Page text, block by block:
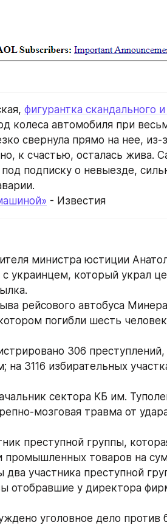
фигурантка скандального
колеса автомобиля при
свернула прямо на нее, из-
к счастью, осталась жива.
подписку о невыезде,
- Известия
министра юстиции
украинцем, который украл
рейсового автобуса
погибли шесть
306
на 3116 избирательных
сектора КБ им.
мозговая травма от
преступной группы,
промышленных товаров на
участника преступной
отобравшие у директора
уголовное дело против